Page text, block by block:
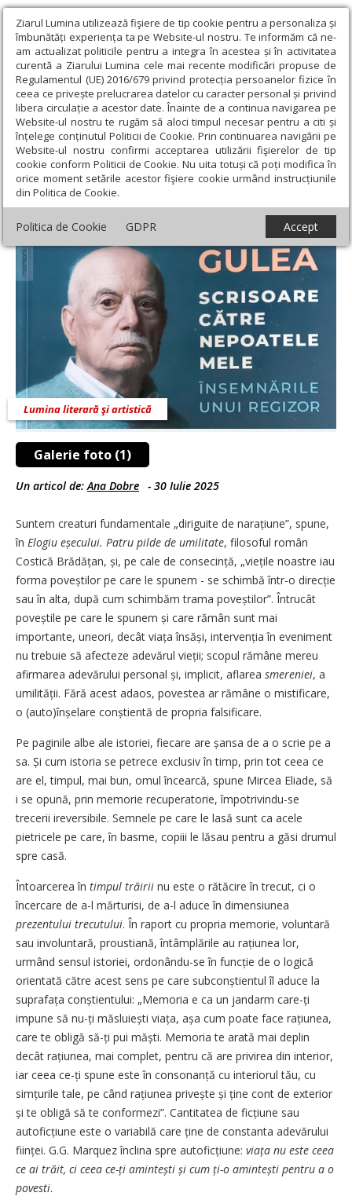
Ziarul Lumina utilizează fişiere de tip cookie pentru a personaliza și
îmbunătăți experiența ta pe Website-ul nostru. Te informăm că ne-
am actualizat politicile pentru a integra în acestea și în activitatea
curentă a Ziarului Lumina cele mai recente modificări propuse de
Regulamentul (UE) 2016/679 privind protecția persoanelor fizice în
ceea ce privește prelucrarea datelor cu caracter personal și privind
libera circulație a acestor date. Înainte de a continua navigarea pe
Website-ul nostru te rugăm să aloci timpul necesar pentru a citi și
înțelege conținutul Politicii de Cookie. Prin continuarea navigării pe
Website-ul nostru confirmi acceptarea utilizării fişierelor de tip
cookie conform Politicii de Cookie. Nu uita totuși că poți modifica în
orice moment setările acestor fişiere cookie urmând instrucțiunile
din Politica de Cookie.
Politica de Cookie GDPR Accept
Ziarul Lumina › Educaţie și Cultură › Lumina literară şi artistică ›
Memoria ca șansă a eternului prezent
Memoria ca șansă a eternului prezent
Galerie foto (1)
Lumina literară şi artistică
Un articol de: Ana Dobre - 30 Iulie 2025
Suntem creaturi fundamentale „diriguite de narațiune”, spune,
în Elogiu eșecului. Patru pilde de umilitate, filosoful român
Costică Brădățan, și, pe cale de consecință, „viețile noastre iau
forma poveștilor pe care le spunem - se schimbă într-o direcție
sau în alta, după cum schimbăm trama poveș­tilor”. Întrucât
poveștile pe care le spunem și care rămân sunt mai
importante, uneori, decât viața însăși, intervenția în eveniment
nu trebuie să afecteze adevărul vieții; scopul rămâne mereu
afirmarea adevărului personal și, implicit, aflarea smereniei, a
umilității. Fără acest adaos, povestea ar rămâne o mistificare,
o (auto)înșelare conștientă de propria falsificare.
Pe paginile albe ale istoriei, fiecare are șansa de a o scrie pe a
sa. Și cum istoria se petrece exclusiv în timp, prin tot ceea ce
are el, timpul, mai bun, omul încearcă, spune Mircea Eliade, să
i se opună, prin memorie recuperatorie, împotrivindu-se
trecerii ireversibile. Semnele pe care le lasă sunt ca acele
pietricele pe care, în basme, copiii le lăsau pentru a găsi drumul
spre casă.
Întoarcerea în timpul trăirii nu este o rătăcire în trecut, ci o
încercare de a-l mărturisi, de a-l aduce în dimensiunea
prezentului trecutului. În raport cu propria memorie, voluntară
sau involuntară, proustiană, întâmplările au rațiunea lor,
urmând sensul istoriei, ordonându-se în funcție de o logică
orientată către acest sens pe care subconștientul îl aduce la
suprafața conștientului: „Memoria e ca un jandarm care-ți
impune să nu-ți măsluiești viața, așa cum poate face rațiunea,
care te obligă să-ți pui măști. Memoria te arată mai deplin
decât rațiunea, mai complet, pentru că are privirea din interior,
iar ceea ce-ți spune este în consonanță cu interiorul tău, cu
simțurile tale, pe când rațiunea privește și ține cont de exterior
și te obligă să te conformezi”. Cantitatea de ficțiune sau
autoficțiune este o variabilă care ține de constanta adevărului
ființei. G.G. Marquez înclina spre autoficțiune: viața nu este ceea
ce ai trăit, ci ceea ce-ți amintești și cum ți-o amintești pentru a o
povesti.